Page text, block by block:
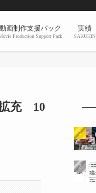
動画制作支援パック
Production Support Pack
実績
SAKUHIN
拡充 10